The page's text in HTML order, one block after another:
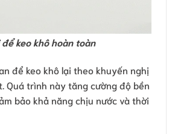
keo khô hoàn toàn
để keo khô lại theo khuyến nghị
Quá trình này tăng cường độ bền
bảo khả năng chịu nước và thời